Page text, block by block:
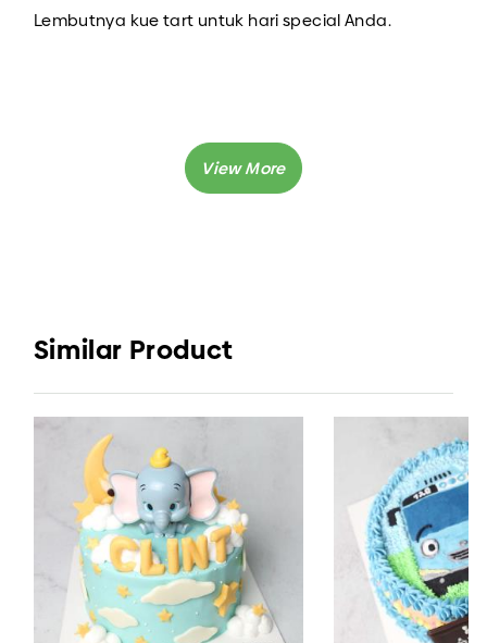
Lembutnya kue tart untuk hari special Anda.
Similar Product